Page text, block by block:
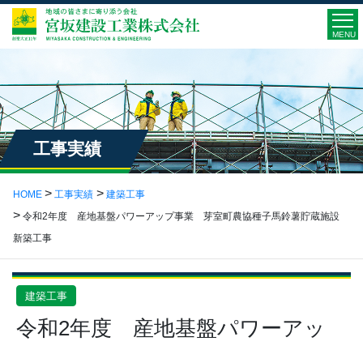
MENU
工事実績
HOME 工事実績
建築工事
令和2年度 産地基盤パワーアップ事業 芽室町農協種子馬鈴薯貯蔵施設
新築工事
建築工事
令和2年度 産地基盤パワーアッ